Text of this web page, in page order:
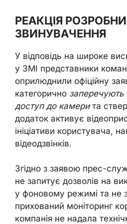
РЕАКЦІЯ
ЗВИНУВАЧЕННЯ
У відповідь на широке
у ЗМІ представники
оприлюднили офіційну
категорично заперечують
доступ до камерита
додаток активує
ініціативи користувача,
відеодзвінків.
Згідно з заявою прес-
не запитує дозволів на
у фоновому режимі та не
прихований моніторинг
компанія не надала